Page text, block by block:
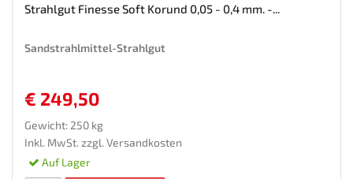
Strahlgut Finesse Soft Korund 0,05 - 0,4 mm. -...
Sandstrahlmittel-Strahlgut
€ 249,50
Gewicht: 250 kg
Inkl. MwSt. zzgl. Versandkosten
Auf Lager